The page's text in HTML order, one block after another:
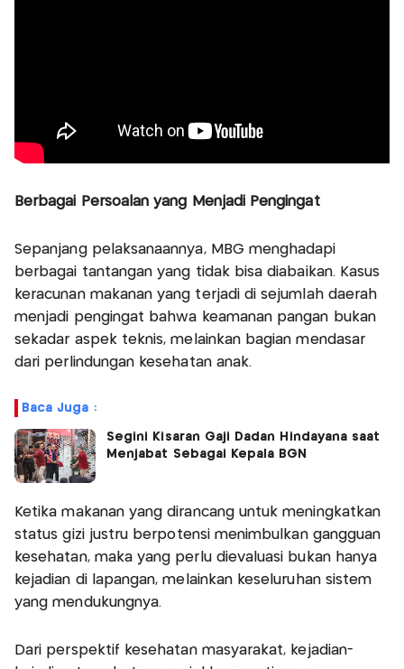
Berbagai Persoalan yang Menjadi Pengingat
Sepanjang pelaksanaannya, MBG menghadapi
berbagai tantangan yang tidak bisa diabaikan. Kasus
keracunan makanan yang terjadi di sejumlah daerah
menjadi pengingat bahwa keamanan pangan bukan
sekadar aspek teknis, melainkan bagian mendasar
dari perlindungan kesehatan anak.
Baca Juga :
Segini Kisaran Gaji Dadan Hindayana saat
Menjabat Sebagai Kepala BGN
Ketika makanan yang dirancang untuk meningkatkan
status gizi justru berpotensi menimbulkan gangguan
kesehatan, maka yang perlu dievaluasi bukan hanya
kejadian di lapangan, melainkan keseluruhan sistem
yang mendukungnya.
Dari perspektif kesehatan masyarakat, kejadian-